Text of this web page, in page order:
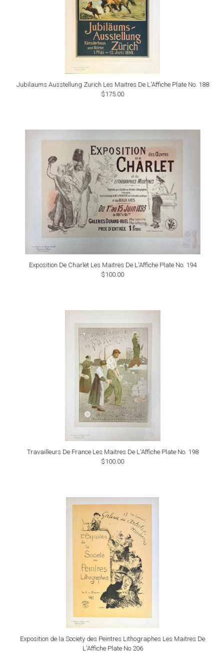
Jubilaums Ausstellung Zurich Les Maitres De L'Affiche Plate No. 188
$175.00
Exposition De Charlet Les Maitres De L'Affiche Plate No. 194
$100.00
Travailleurs De France Les Maitres De L'Affiche Plate No. 198
$100.00
Exposition de la Society des Peintres Lithographes Les Maitres De
L'Affiche Plate No 206